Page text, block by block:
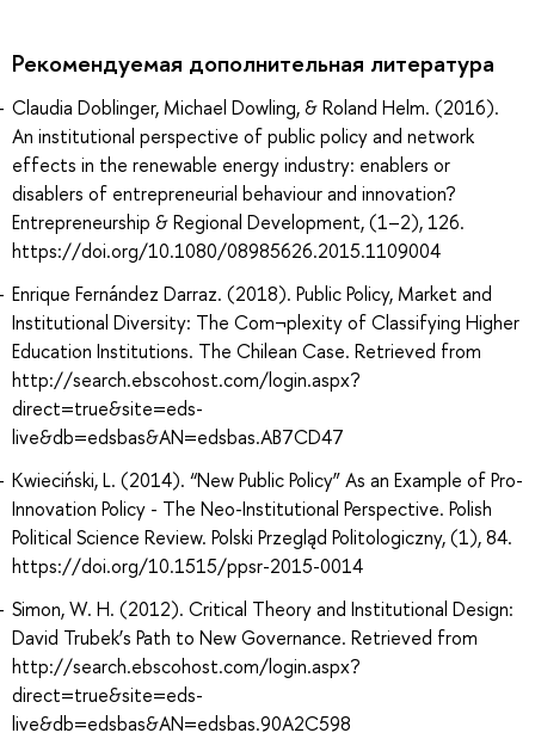
Рекомендуемая дополнительная литература
Claudia Doblinger, Michael Dowling, & Roland Helm. (2016).
An institutional perspective of public policy and network
effects in the renewable energy industry: enablers or
disablers of entrepreneurial behaviour and innovation?
Entrepreneurship & Regional Development, (1–2), 126.
https://doi.org/10.1080/08985626.2015.1109004
Enrique Fernández Darraz. (2018). Public Policy, Market and
Institutional Diversity: The Com¬plexity of Classifying Higher
Education Institutions. The Chilean Case. Retrieved from
http://search.ebscohost.com/login.aspx?
direct=true&site=eds-
live&db=edsbas&AN=edsbas.AB7CD47
Kwieciński, L. (2014). “New Public Policy” As an Example of Pro-
Innovation Policy - The Neo-Institutional Perspective. Polish
Political Science Review. Polski Przegląd Politologiczny, (1), 84.
https://doi.org/10.1515/ppsr-2015-0014
Simon, W. H. (2012). Critical Theory and Institutional Design:
David Trubek’s Path to New Governance. Retrieved from
http://search.ebscohost.com/login.aspx?
direct=true&site=eds-
live&db=edsbas&AN=edsbas.90A2C598